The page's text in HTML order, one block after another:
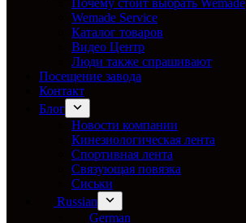
Почему стоит выбрать Wemade
Wemade Service
Каталог товаров
Видео Центр
Люди также спрашивают
Посещение завода
Контакт
Блог
Новости компании
Кинезиологическая лента
Спортивная лента
Связующая повязка
Сиськи
Russian
German